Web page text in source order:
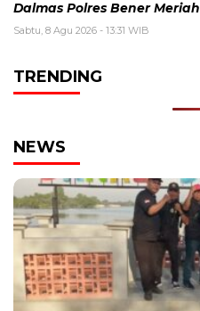
Dalmas Polres Bener Meriah
Sabtu, 8 Agu 2026 - 13:31 WIB
TRENDING
NEWS